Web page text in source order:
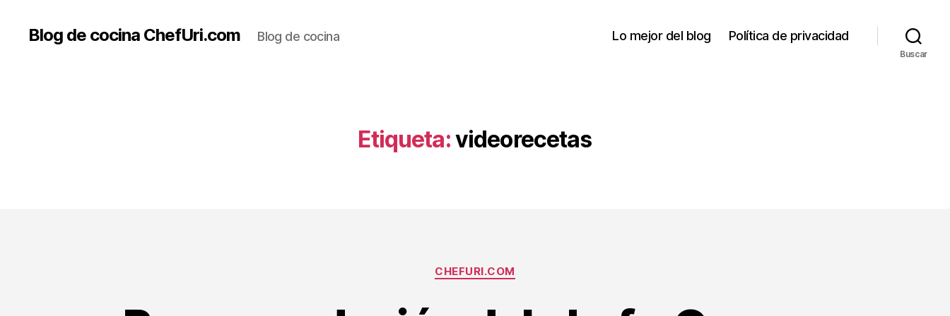
Blog de cocina ChefUri.com Blog de cocina Lo mejor del blog Política de privacidad
Buscar
Etiqueta:videorecetas
Categorías
CHEFURI.COM